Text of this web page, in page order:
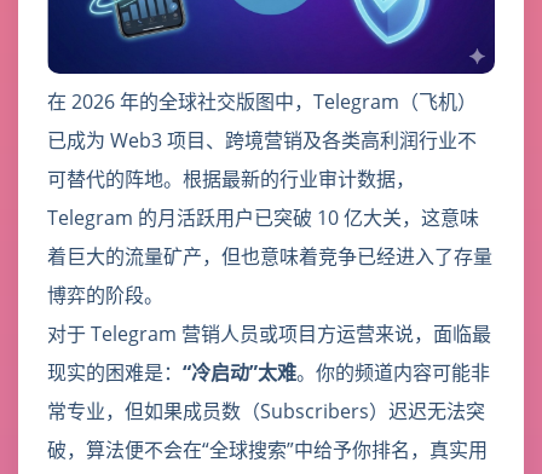
在 2026 年的全球社交版图中，Telegram（飞机）
已成为 Web3 项目、跨境营销及各类高利润行业不
可替代的阵地。根据最新的行业审计数据，
Telegram 的月活跃用户已突破 10 亿大关，这意味
着巨大的流量矿产，但也意味着竞争已经进入了存量
博弈的阶段。
对于 Telegram 营销人员或项目方运营来说，面临最
现实的困难是： “冷启动”太难。你的频道内容可能非
常专业，但如果成员数（Subscribers）迟迟无法突
破，算法便不会在“全球搜索”中给予你排名，真实用